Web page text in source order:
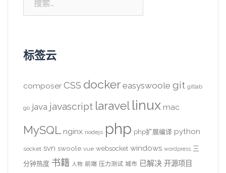
索：
标签云
composer CSS docker easyswoole git gitlab
go java javascript laravel linux mac
MySQL nginx nodejs php php扩展编译 python
socket svn swoole vue websocket windows wordpress 三
分钟热度 书籍 人物 前端 压力测试 城市 已解决 开源项目